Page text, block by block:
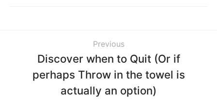
Previous
Discover when to Quit (Or if
perhaps Throw in the towel is
actually an option)